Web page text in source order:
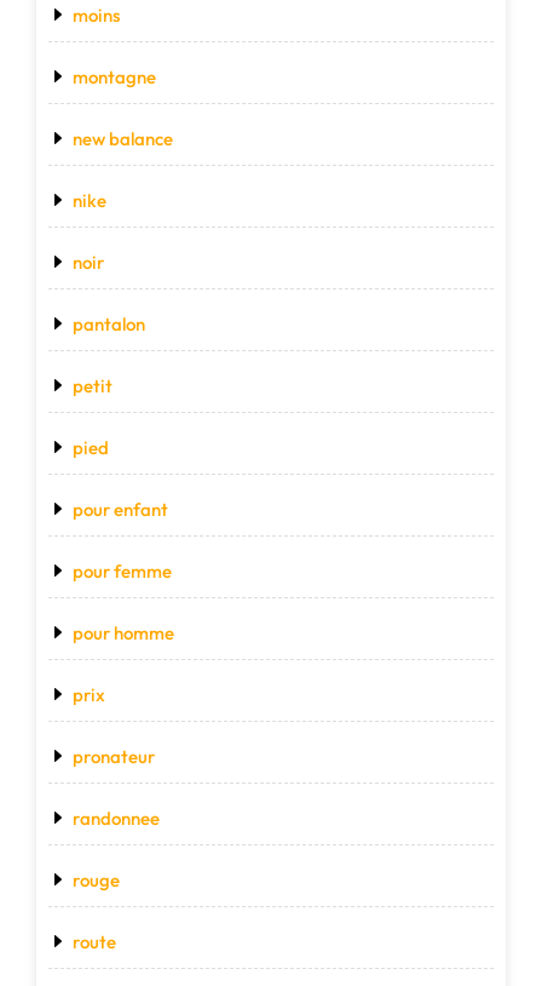
moins
montagne
new balance
nike
noir
pantalon
petit
pied
pour enfant
pour femme
pour homme
prix
pronateur
randonnee
rouge
route